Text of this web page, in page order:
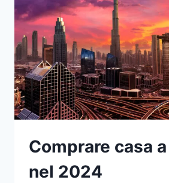
Comprare casa
nel 2024